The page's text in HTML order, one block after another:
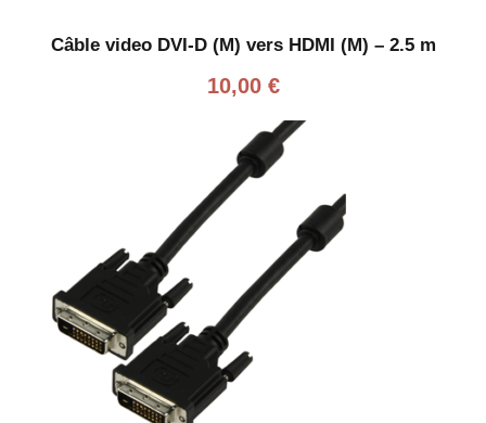
Câble video DVI-D (M) vers HDMI (M) – 2.5 m
10,00 €